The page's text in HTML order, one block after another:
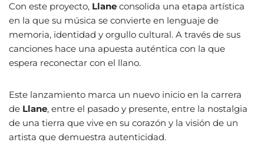
Con este proyecto, Llane consolida una etapa artística
en la que su música se convierte en lenguaje de
memoria, identidad y orgullo cultural. A través de sus
canciones hace una apuesta auténtica con la que
espera reconectar con el llano.
Este lanzamiento marca un nuevo inicio en la carrera
de Llane, entre el pasado y presente, entre la nostalgia
de una tierra que vive en su corazón y la visión de un
artista que demuestra autenticidad.